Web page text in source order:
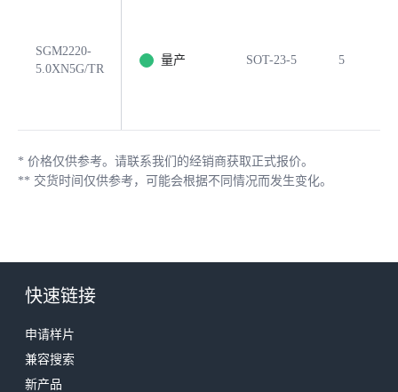
SGM2220-
5.0XN5G/TR
量产 SOT-23-5 5
* 价格仅供参考。请联系我们的经销商获取正式报价。
** 交货时间仅供参考，可能会根据不同情况而发生变化。
快速链接
申请样片
兼容搜索
新产品